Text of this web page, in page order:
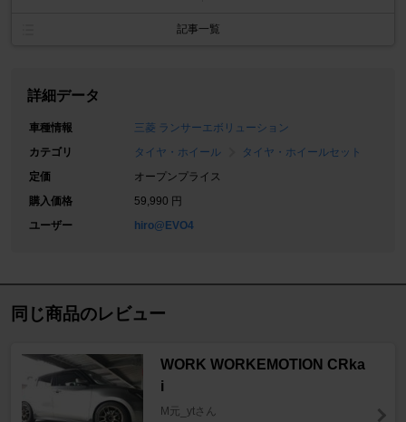
記事一覧
詳細データ
車種情報
三菱 ランサーエボリューション
カテゴリ
タイヤ・ホイール
タイヤ・ホイールセット
定価
オープンプライス
購入価格
59,990 円
ユーザー
hiro@EVO4
同じ商品のレビュー
WORK WORKEMOTION CRka
i
M元_ytさん